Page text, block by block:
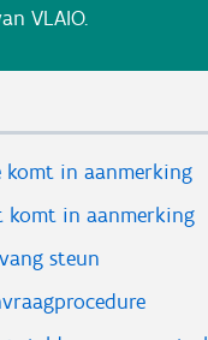
VLAIO.
komt in aanmerking
komt in aanmerking
steun